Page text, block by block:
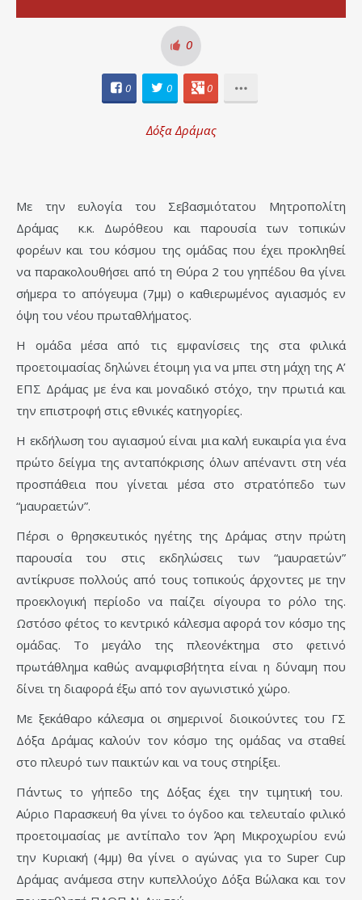
0
0 0 0
Δόξα Δράμας
Με την ευλογία του Σεβασμιότατου Μητροπολίτη
Δράμας κ.κ. Δωρόθεου και παρουσία των τοπικών
φορέων και του κόσμου της ομάδας που έχει προκληθεί
να παρακολουθήσει από τη Θύρα 2 του γηπέδου θα γίνει
σήμερα το απόγευμα (7μμ) ο καθιερωμένος αγιασμός εν
όψη του νέου πρωταθλήματος.
Η ομάδα μέσα από τις εμφανίσεις της στα φιλικά
προετοιμασίας δηλώνει έτοιμη για να μπει στη μάχη της Α’
ΕΠΣ Δράμας με ένα και μοναδικό στόχο, την πρωτιά και
την επιστροφή στις εθνικές κατηγορίες.
Η εκδήλωση του αγιασμού είναι μια καλή ευκαιρία για ένα
πρώτο δείγμα της ανταπόκρισης όλων απέναντι στη νέα
προσπάθεια που γίνεται μέσα στο στρατόπεδο των
“μαυραετών”.
Πέρσι ο θρησκευτικός ηγέτης της Δράμας στην πρώτη
παρουσία του στις εκδηλώσεις των “μαυραετών”
αντίκρυσε πολλούς από τους τοπικούς άρχοντες με την
προεκλογική περίοδο να παίζει σίγουρα το ρόλο της.
Ωστόσο φέτος το κεντρικό κάλεσμα αφορά τον κόσμο της
ομάδας. Το μεγάλο της πλεονέκτημα στο φετινό
πρωτάθλημα καθώς αναμφισβήτητα είναι η δύναμη που
δίνει τη διαφορά έξω από τον αγωνιστικό χώρο.
Με ξεκάθαρο κάλεσμα οι σημερινοί διοικούντες του ΓΣ
Δόξα Δράμας καλούν τον κόσμο της ομάδας να σταθεί
στο πλευρό των παικτών και να τους στηρίξει.
Πάντως το γήπεδο της Δόξας έχει την τιμητική του.
Αύριο Παρασκευή θα γίνει το όγδοο και τελευταίο φιλικό
προετοιμασίας με αντίπαλο τον Άρη Μικροχωρίου ενώ
την Κυριακή (4μμ) θα γίνει ο αγώνας για το Super Cup
Δράμας ανάμεσα στην κυπελλούχο Δόξα Βώλακα και τον